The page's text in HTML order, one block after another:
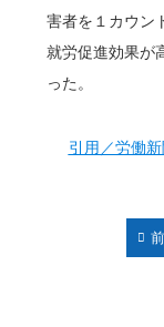
害者を１カウン
就労促進効果が
った。
引用／労働